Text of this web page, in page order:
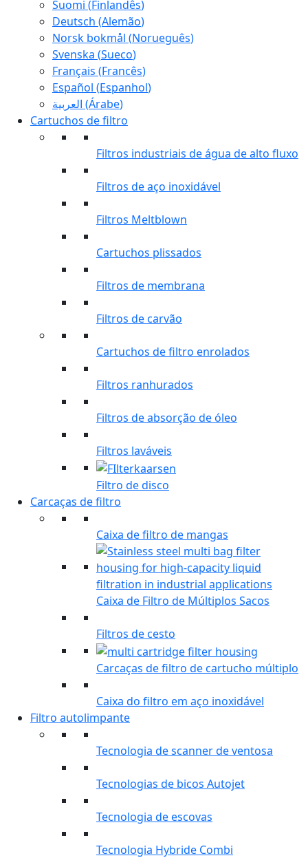
Suomi (Finlandês)
Deutsch (Alemão)
Norsk bokmål (Norueguês)
Svenska (Sueco)
Français (Francês)
Español (Espanhol)
العربية (Árabe)
Cartuchos de filtro
Filtros industriais de água de alto fluxo
Filtros de aço inoxidável
Filtros Meltblown
Cartuchos plissados
Filtros de membrana
Filtros de carvão
Cartuchos de filtro enrolados
Filtros ranhurados
Filtros de absorção de óleo
Filtros laváveis
Filtro de disco
Carcaças de filtro
Caixa de filtro de mangas
Caixa de Filtro de Múltiplos Sacos
Filtros de cesto
Carcaças de filtro de cartucho múltiplo
Caixa do filtro em aço inoxidável
Filtro autolimpante
Tecnologia de scanner de ventosa
Tecnologias de bicos Autojet
Tecnologia de escovas
Tecnologia Hybride Combi